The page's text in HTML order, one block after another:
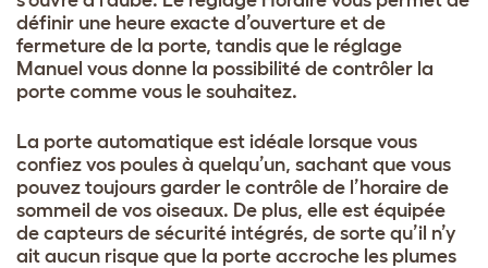
définir une heure exacte d’ouverture et de
fermeture de la porte, tandis que le réglage
Manuel vous donne la possibilité de contrôler la
porte comme vous le souhaitez.
La porte automatique est idéale lorsque vous
confiez vos poules à quelqu’un, sachant que vous
pouvez toujours garder le contrôle de l’horaire de
sommeil de vos oiseaux. De plus, elle est équipée
de capteurs de sécurité intégrés, de sorte qu’il n’y
ait aucun risque que la porte accroche les plumes